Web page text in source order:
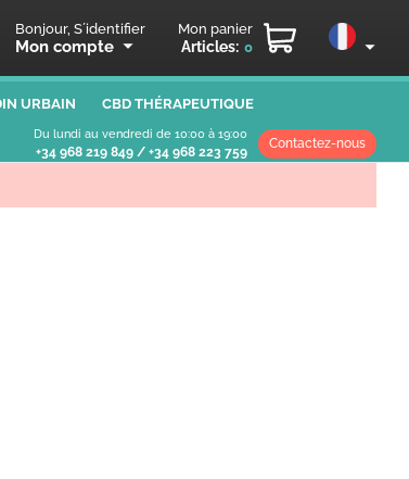
Bonjour, S´identifier
Mon compte
Mon panier
Articles: 0
URBAIN CBD THÉRAPEUTIQUE
Du lundi au vendredi de 10:00 à 19:00
+34 968 219 849 / +34 968 223 759
Contactez-nous